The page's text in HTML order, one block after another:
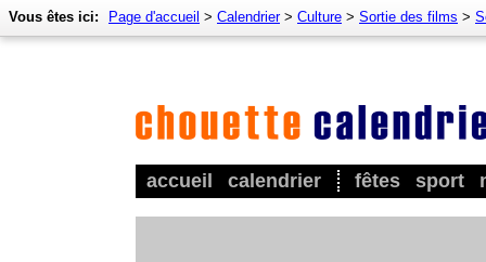
accueil calendrier fêtes sport
Vous êtes ici: Page d'accueil > Calendrier> Culture > Sortie des films >